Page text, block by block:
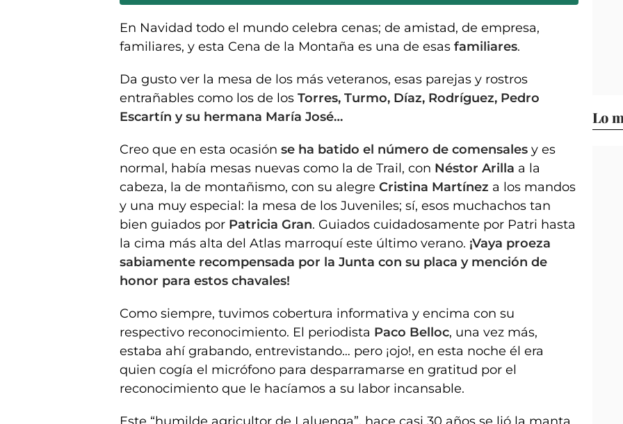
En Navidad todo el mundo celebra cenas; de amistad, de empresa,
familiares, y esta Cena de la Montaña es una de esas familiares.
Da gusto ver la mesa de los más veteranos, esas parejas y rostros
entrañables como los de los Torres, Turmo, Díaz, Rodríguez, Pedro
Escartín y su hermana María José…
Creo que en esta ocasión se ha batido el número de comensales y es
normal, había mesas nuevas como la de Trail, con Néstor Arilla a la
cabeza, la de montañismo, con su alegre Cristina Martínez a los mandos
y una muy especial: la mesa de los Juveniles; sí, esos muchachos tan
bien guiados por Patricia Gran. Guiados cuidadosamente por Patri hasta
la cima más alta del Atlas marroquí este último verano. ¡Vaya proeza
sabiamente recompensada por la Junta con su placa y mención de
honor para estos chavales!
Como siempre, tuvimos cobertura informativa y encima con su
respectivo reconocimiento. El periodista Paco Belloc, una vez más,
estaba ahí grabando, entrevistando… pero ¡ojo!, en esta noche él era
quien cogía el micrófono para desparramarse en gratitud por el
reconocimiento que le hacíamos a su labor incansable.
Este “humilde agricultor de Laluenga”, hace casi 30 años se lió la manta
Lo